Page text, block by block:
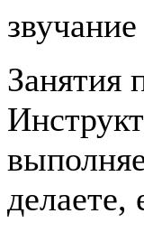
Занятия